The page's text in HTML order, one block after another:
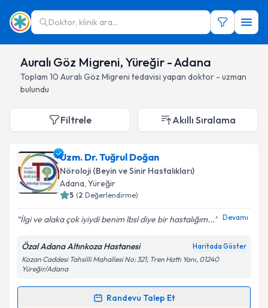
Doktor, klinik ara...
Auralı Göz Migreni, Yüreğir - Adana
Toplam 10 Auralı Göz Migreni tedavisi yapan doktor - uzman
bulundu
Filtrele Akıllı Sıralama
Uzm. Dr. Tuğrul Doğan
Nöroloji (Beyin ve Sinir Hastalıkları)
Adana, Yüreğir
5 (2 Değerlendirme)
İlgi ve alaka çok iyiydi benim lbsl diye bir hastalığım... Devamı
Özal Adana Altınkoza Hastanesi Haritada Göster
Kozan Caddesi Tahsilli Mahallesi No: 321, Tren Hattı Yanı, 01240
Yüreğir/Adana
Randevu Talep Et
Randevu Takvimi Talebi